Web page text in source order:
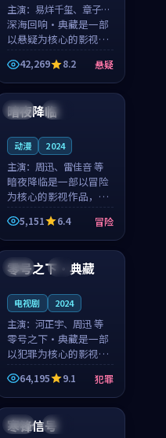
主演： 易烊千玺、章子怡
等
深海回响·典藏是一部
以悬疑为核心的影视作
品，围绕危机、反转与
人物成长展开，整体节
奏紧凑，值得推荐观
看。
42,269 8.2 悬疑
中国 热播
暗夜降临
动漫 2024
主演： 周迅、雷佳音 等
暗夜降临是一部以冒险
为核心的影视作品，围
绕危机、反转与人物成
长展开，整体节奏紧
凑，值得推荐观看。
5,151 6.4 冒险
日本 4K
零号之下·典藏
电视剧 2024
主演： 河正宇、周迅 等
零号之下·典藏是一部
以犯罪为核心的影视作
品，围绕危机、反转与
人物成长展开，整体节
奏紧凑，值得推荐观
看。
64,195 9.1 犯罪
中国 院线
寒锋信号